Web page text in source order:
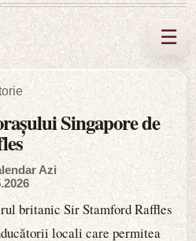
☰
Singapore de
Azi
britanic Sir Stamford Raffles
locali care permitea